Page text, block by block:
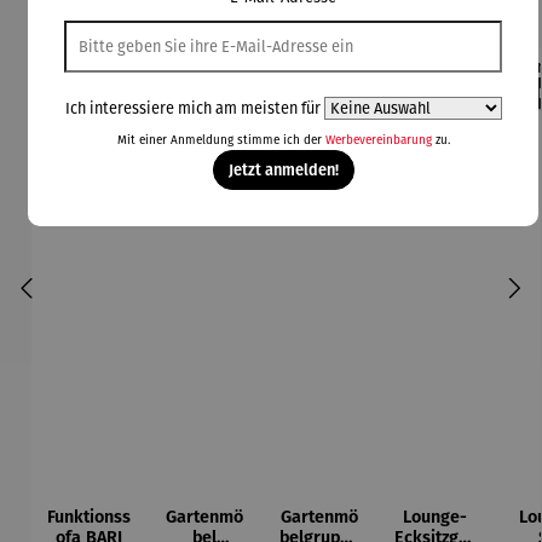
Funktionss
ofa BARI
Derzeit vergriffen
Gartenmö
bel
30% gespart
Gartenmö
belgruppe
Lounge-
Ecksitzgru
Ich interessiere mich am meisten für
Mit einer Anmeldung stimme ich der Werbevereinbarungzu.
Jetzt anmelden!